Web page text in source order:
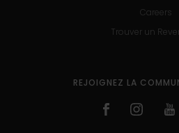
Careers
Trouver un
REJOIGNEZ LA